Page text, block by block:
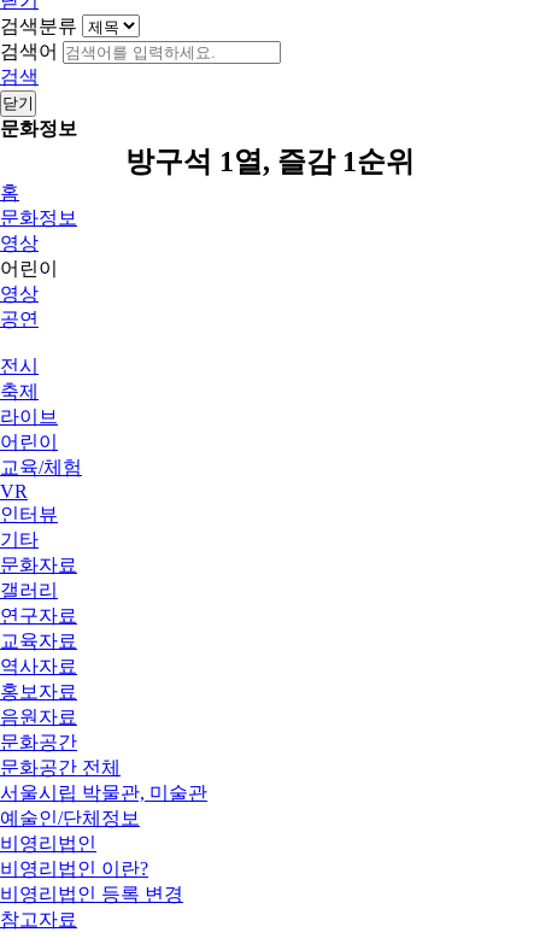
검색분류
검색어
검색
닫기
문화정보
방구석 1열, 즐감 1순위
홈
문화정보
영상
어린이
영상
공연
전시
축제
라이브
어린이
교육/체험
VR
인터뷰
기타
문화자료
갤러리
연구자료
교육자료
역사자료
홍보자료
음원자료
문화공간
문화공간 전체
서울시립 박물관, 미술관
예술인/단체정보
비영리법인
비영리법인 이란?
비영리법인 등록 변경
참고자료